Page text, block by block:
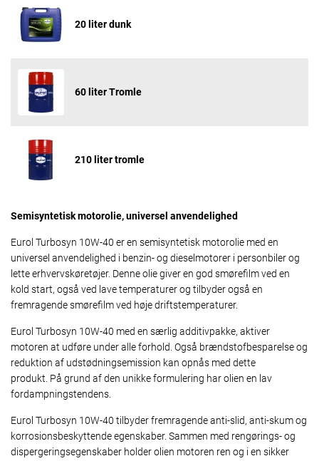
20 liter dunk
60 liter Tromle
210 liter tromle
Semisyntetisk motorolie, universel anvendelighed
Eurol Turbosyn 10W-40 er en semisyntetisk motorolie med en
universel anvendelighed i benzin- og dieselmotorer i personbiler og
lette erhvervskøretøjer. Denne olie giver en god smørefilm ved en
kold start, også ved lave temperaturer og tilbyder også en
fremragende smørefilm ved høje driftstemperaturer.
Eurol Turbosyn 10W-40 med en særlig additivpakke, aktiver
motoren at udføre under alle forhold. Også brændstofbesparelse og
reduktion af udstødningsemission kan opnås med dette
produkt. På grund af den unikke formulering har olien en lav
fordampningstendens.
Eurol Turbosyn 10W-40 tilbyder fremragende anti-slid, anti-skum og
korrosionsbeskyttende egenskaber. Sammen med rengørings- og
dispergeringsegenskaber holder olien motoren ren og i en sikker